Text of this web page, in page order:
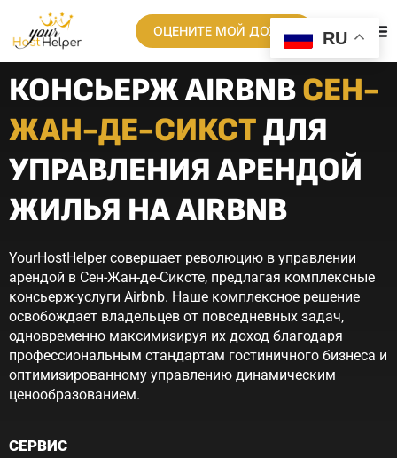
ОЦЕНИТЕ МОЙ ДОХОД
КОНСЬЕРЖ AIRBNBСЕН-
ЖАН-ДЕ-СИКСТДЛЯ
УПРАВЛЕНИЯ АРЕНДОЙ
ЖИЛЬЯ НА AIRBNB
YourHostHelper совершает революцию в управлении
арендой в Сен-Жан-де-Сиксте, предлагая комплексные
консьерж-услуги Airbnb. Наше комплексное решение
освобождает владельцев от повседневных задач,
одновременно максимизируя их доход благодаря
профессиональным стандартам гостиничного бизнеса и
оптимизированному управлению динамическим
ценообразованием.
CЕРВИС
RU